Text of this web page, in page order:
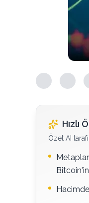
Hızlı
Özet AI